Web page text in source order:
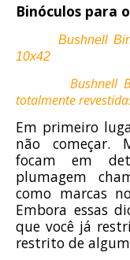
Binóculos para
Bushnell
10x42
Bushnell
totalmente
Em primeiro
não começar.
focam em
plumagem
como marcas
Embora essas
que você já
restrito de